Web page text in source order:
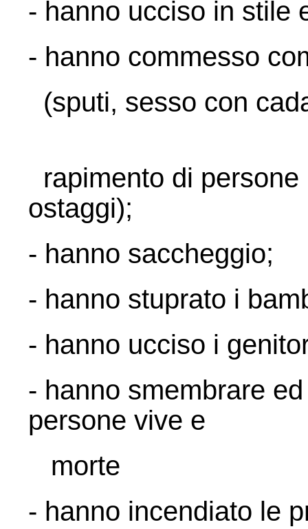
- hanno ucciso in stile
- hanno commesso
(sputi, sesso con
rapimento di
ostaggi);
- hanno saccheggio;
- hanno stuprato i
- hanno ucciso i
- hanno smembrare
persone vive e
morte
- hanno incendiato le